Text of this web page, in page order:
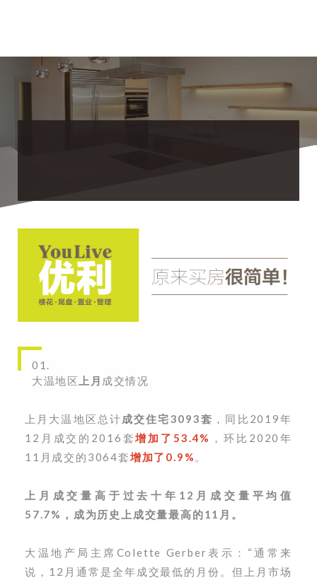
01.
大温地区 上月 成交情况
上月大温地区总计成交住宅3093套 ，同比2019年
12月成交的2016套增加了53.4%
，环比2020年
11月成交的3064套增加了0.9% 。
上月成交量高于过去十年12月成交量平均值
57.7%，成为历史上成交量最高的11月。
大温地产局主席Colette Gerber表示：“通常来
说，12月通常是全年成交最低的月份。但上月市场